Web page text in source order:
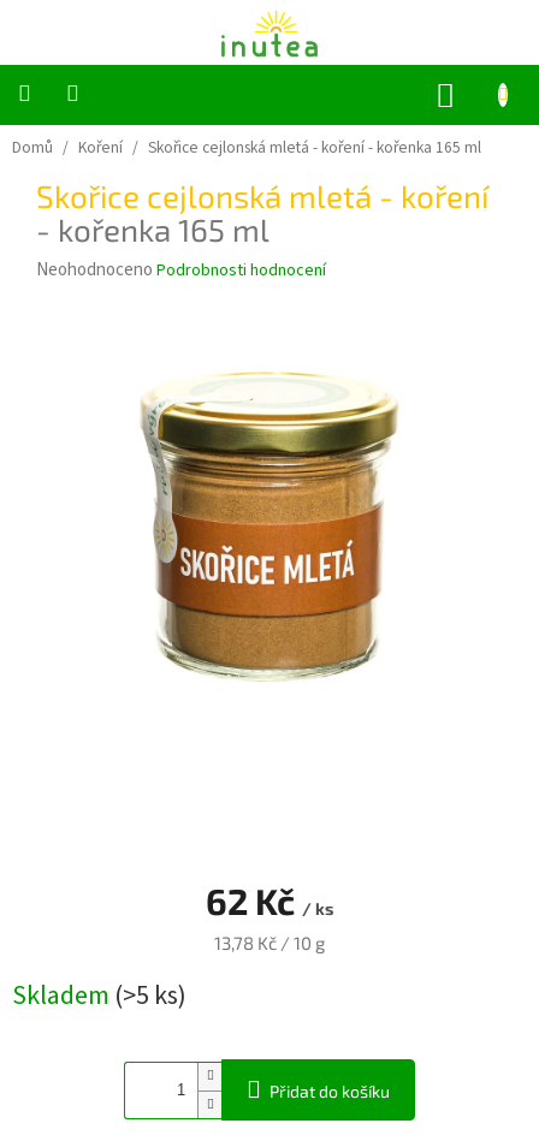
Bylinné
ovocné
čaje
Jednodruhové
bylinky
Domů / Koření / Skořice cejlonská mletá - koření- kořenka 165 ml
Skořice cejlonská mletá - koření
- kořenka 165 ml
Průměrné
Neohodnoceno Podrobnosti hodnocení
62 Kč / ks
Měrná
13,78 Kč / 10 g
Skladem (>5 ks)
Přidat do košíku